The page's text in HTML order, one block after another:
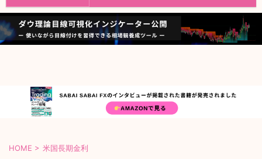
HOME > 米国長期金利